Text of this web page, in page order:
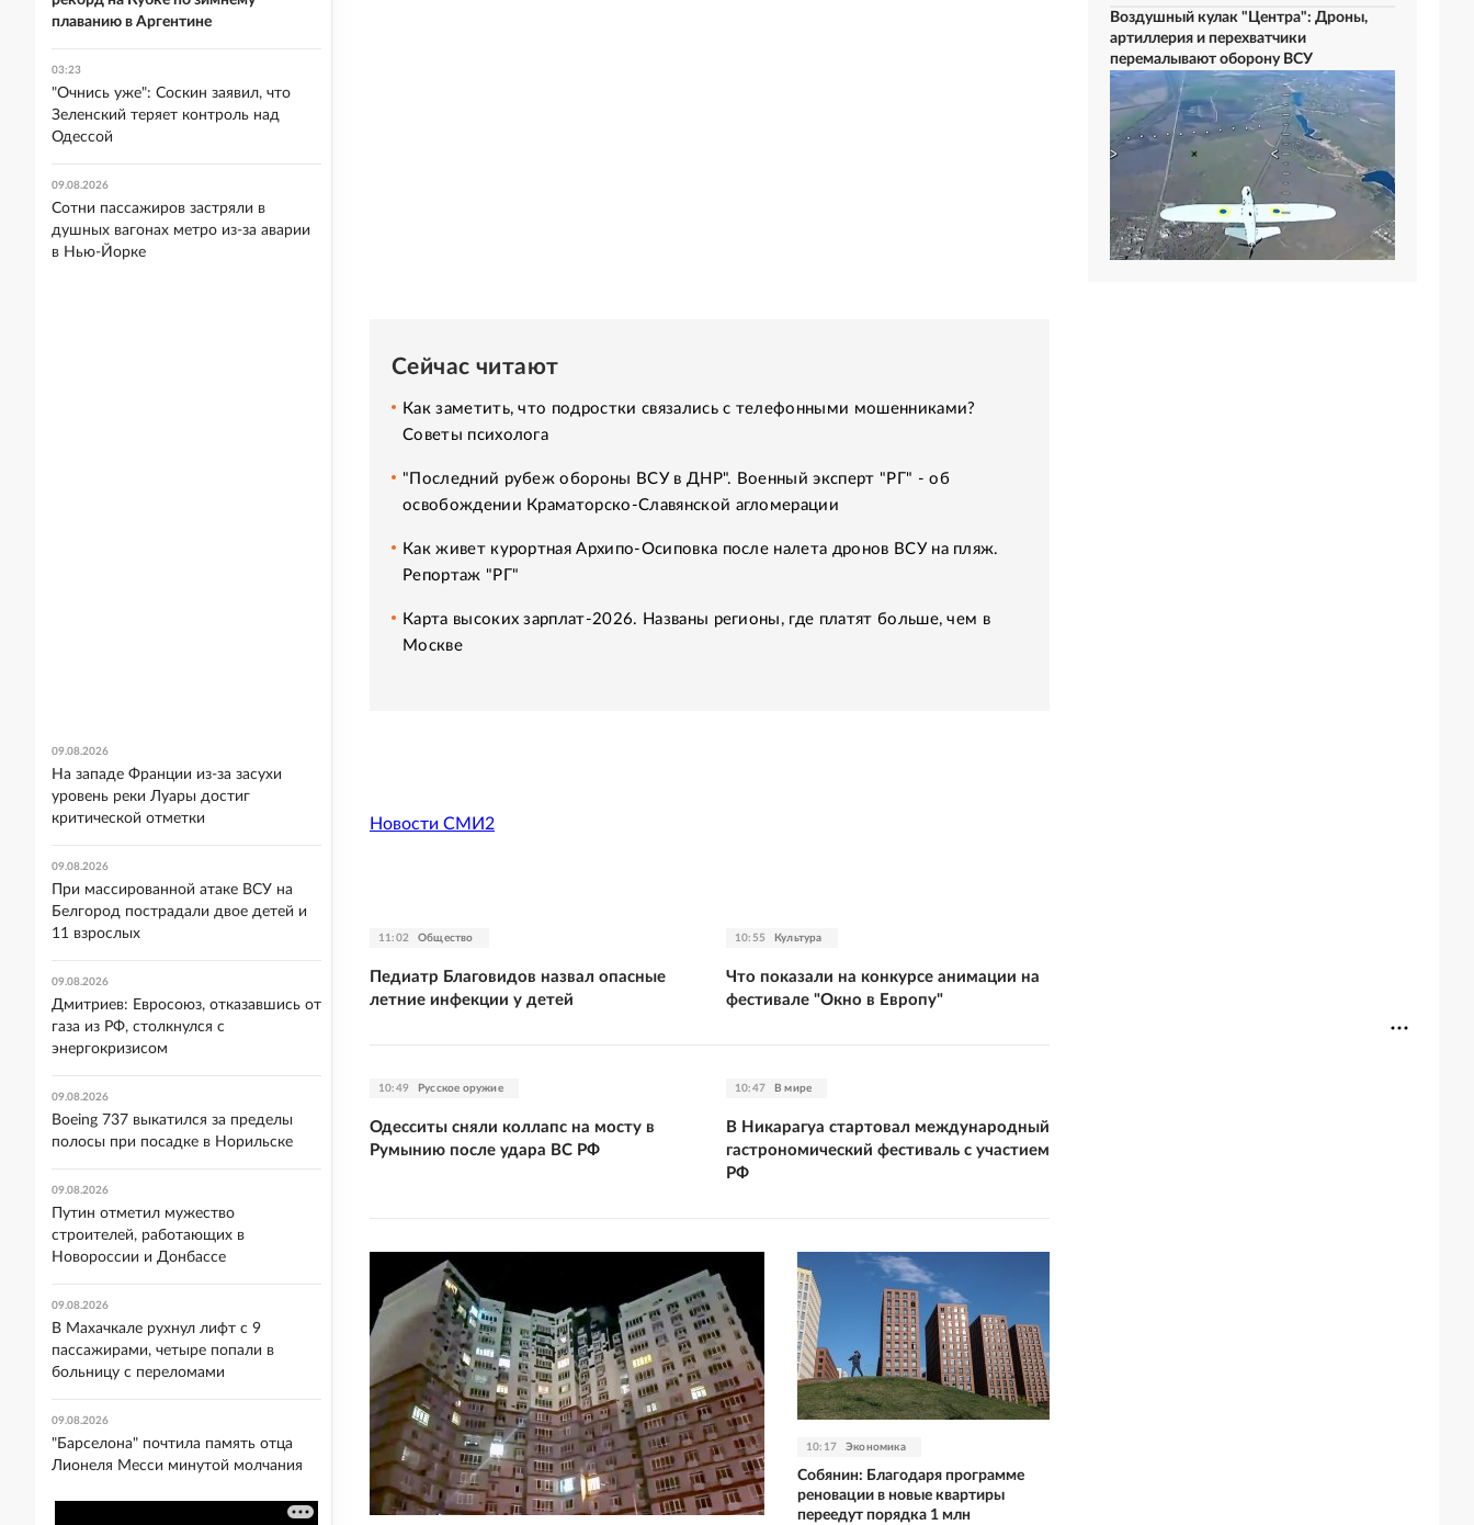
Сейчас читают
Как заметить, что подростки связались с телефонными мошенниками?
Советы психолога
"Последний рубеж обороны ВСУ в ДНР". Военный эксперт "РГ" - об
освобождении Краматорско-Славянской агломерации
Как живет курортная Архипо-Осиповка после налета дронов ВСУ на пляж.
Репортаж "РГ"
Карта высоких зарплат-2026. Названы регионы, где платят больше, чем в
Москве
Новости СМИ2
11:02 Общество
Педиатр Благовидов назвал опасные
летние инфекции у детей
10:55 Культура
Что показали на конкурсе анимации на
фестивале "Окно в Европу"
10:49 Русское оружие
Одесситы сняли коллапс на мосту в
Румынию после удара ВС РФ
10:47 В мире
В Никарагуа стартовал международный
гастрономический фестиваль с участием
РФ
10:17 Экономика
Собянин: Благодаря программе
реновации в новые квартиры
переедут порядка 1 млн
Воздушный кулак "Центра": Дроны,
артиллерия и перехватчики
перемалывают оборону ВСУ
плаванию в Аргентине
03:23
"Очнись уже": Соскин заявил, что
Зеленский теряет контроль над
Одессой
09.08.2026
Сотни пассажиров застряли в
душных вагонах метро из-за аварии
в Нью-Йорке
09.08.2026
На западе Франции из-за засухи
уровень реки Луары достиг
критической отметки
09.08.2026
При массированной атаке ВСУ на
Белгород пострадали двое детей и
11 взрослых
09.08.2026
Дмитриев: Евросоюз, отказавшись от
газа из РФ, столкнулся с
энергокризисом
09.08.2026
Boeing 737 выкатился за пределы
полосы при посадке в Норильске
09.08.2026
Путин отметил мужество
строителей, работающих в
Новороссии и Донбассе
09.08.2026
В Махачкале рухнул лифт с 9
пассажирами, четыре попали в
больницу с переломами
09.08.2026
"Барселона" почтила память отца
Лионеля Месси минутой молчания